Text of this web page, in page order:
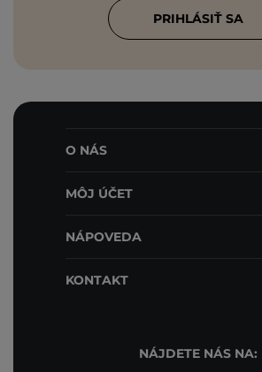
PRIHLÁSIŤ SA
O NÁS
MÔJ ÚČET
NÁPOVEDA
KONTAKT
NÁJDETE NÁS NA: